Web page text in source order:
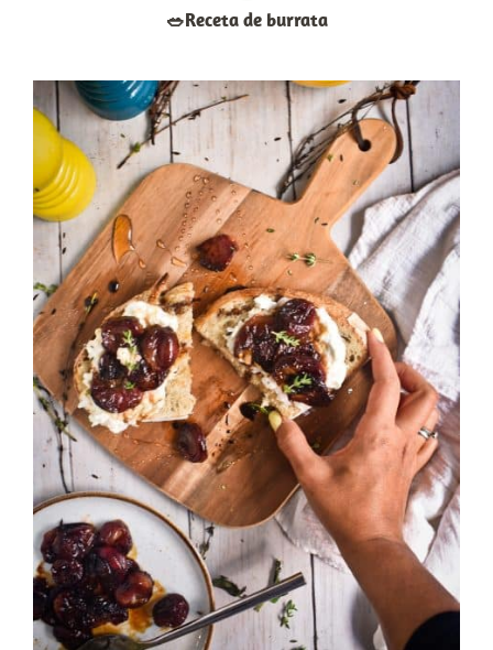
​🥗​Receta de burrata